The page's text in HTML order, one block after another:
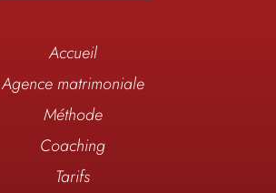
Accueil
Agence matrimoniale
Méthode
Coaching
Tarifs